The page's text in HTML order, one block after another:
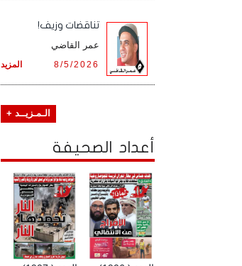
تناقضات وزيف!
عمر القاضي
المزيد 8/5/2026
الـمـزيــد +
أعداد الصحيفة